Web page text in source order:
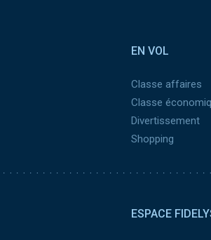
EN VOL
Classe affaires
Classe
Divertissement
Shopping
ESPACE